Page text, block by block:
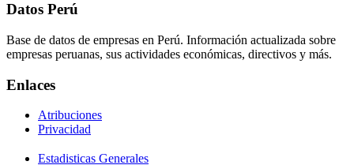
Datos Perú
Base de datos de empresas en Perú. Información actualizada sobre
empresas peruanas, sus actividades económicas, directivos y más.
Enlaces
Atribuciones
Privacidad
Estadisticas Generales